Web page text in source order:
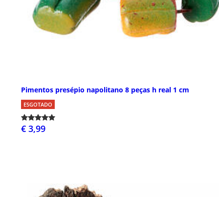
Pimentos presépio napolitano 8 peças h real 1 cm
ESGOTADO
€ 3,99